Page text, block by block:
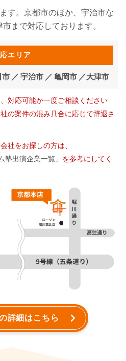
す。京都市のほか、宇治市な
まで対応しております。
エリア
市 宇治市 亀岡市 大津市
対応可能か一度ご相談ください
の案件の混み具合に応じて辞退さ
社をお探しの方は、
塾出演企業一覧 」を参考にしてく
詳細はこちら